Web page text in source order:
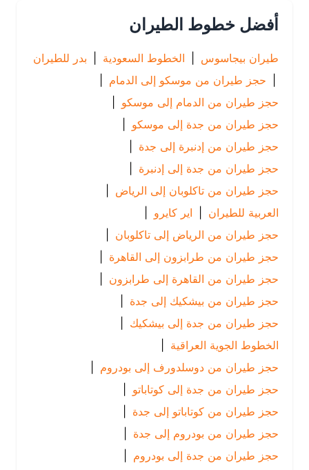
أفضل خطوط الطيران
طيران بيجاسوس | الخطوط السعودية | بدر للطيران
حجز طيران من موسكو إلى الدمام
|
حجز طيران من الدمام إلى موسكو |
حجز طيران من جدة إلى موسكو |
حجز طيران من إدنبرة إلى جدة
حجز طيران من جدة إلى إدنبرة |
حجز طيران من تاكلوبان إلى الرياض
|
العربية للطيران | اير كايرو
|
حجز طيران من الرياض إلى تاكلوبان |
حجز طيران من طرابزون إلى القاهرة |
حجز طيران من القاهرة إلى طرابزون |
حجز طيران من بيشكيك إلى جدة
حجز طيران من جدة إلى بيشكيك |
الخطوط الجوية العراقية
حجز طيران من دوسلدورف إلى بودروم |
حجز طيران من جدة إلى كوتاباتو |
حجز طيران من كوتاباتو إلى جدة
حجز طيران من بودروم إلى جدة
حجز طيران من جدة إلى بودروم |